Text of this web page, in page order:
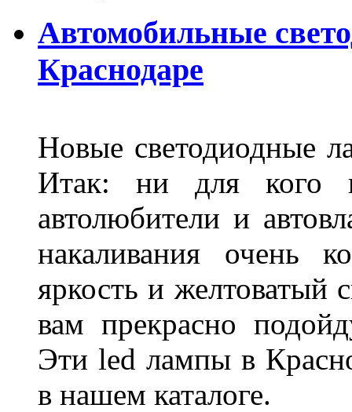
Автомобильные
Краснодаре
Новые светодиодные
Итак: ни для кого
автолюбители и
накаливания очень
яркость и желтоватый
вам прекрасно
Эти led лампы в
в нашем каталоге.